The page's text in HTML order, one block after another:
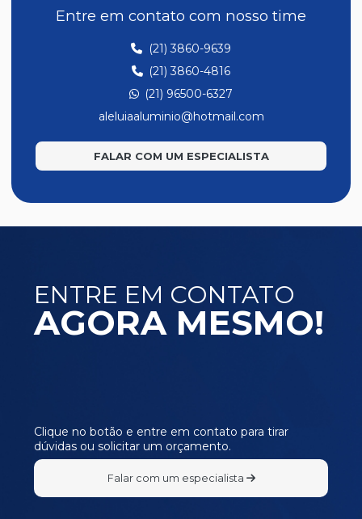
MP337
MP357
MP358
MP363
MP366
MP370
MP371
MP373
Entre em contato com nosso time
(21) 3860-9639
(21) 3860-4816
(21) 96500-6327
aleluiaaluminio@hotmail.com
FALAR COM UM ESPECIALISTA
ENTRE EM CONTATO
AGORA MESMO!
Clique no botão e entre em contato para tirar
dúvidas ou solicitar um orçamento.
Falar com um especialista